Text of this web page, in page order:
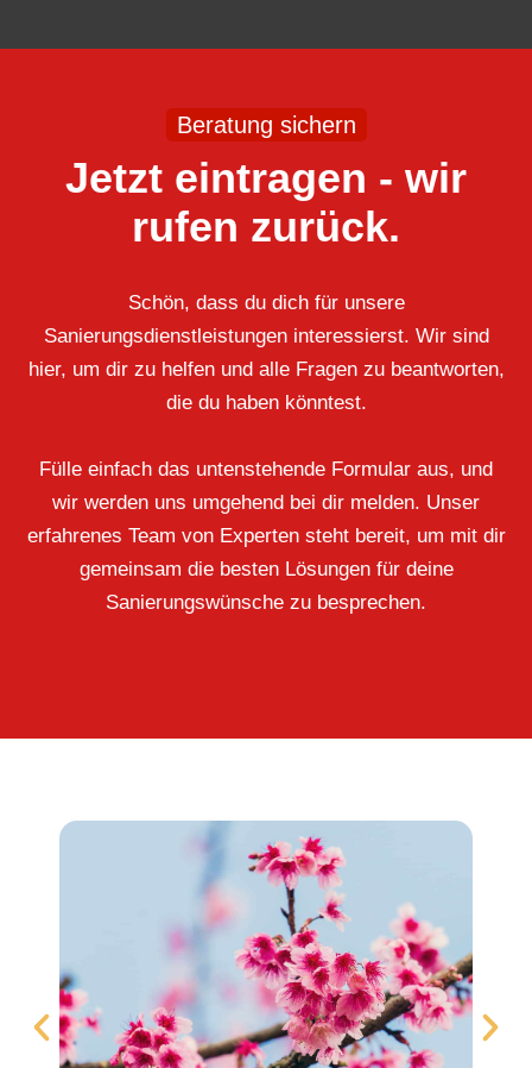
Beratung sichern
Jetzt eintragen - wir
rufen zurück.
Schön, dass du dich für unsere
Sanierungsdienstleistungen interessierst. Wir sind
hier, um dir zu helfen und alle Fragen zu beantworten,
die du haben könntest.
Fülle einfach das untenstehende Formular aus, und
wir werden uns umgehend bei dir melden. Unser
erfahrenes Team von Experten steht bereit, um mit dir
gemeinsam die besten Lösungen für deine
Sanierungswünsche zu besprechen.